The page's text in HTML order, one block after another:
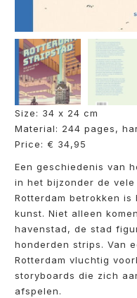
Size: 34 x 24 cm
Material: 244 pages,
Price: € 34,95
Een geschiedenis van
in het bijzonder de
Rotterdam betrokken
kunst. Niet alleen
havenstad, de stad
honderden strips. Van
Rotterdam vluchtig
storyboards die zich
afspelen.